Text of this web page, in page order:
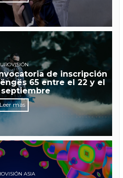
de inscripción
65 entre el 22 y el
Leer más
ASIA